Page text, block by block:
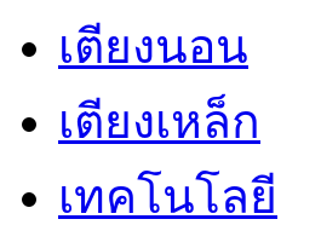
เตียงนอน
เตียงเหล็ก
เทคโนโลยี